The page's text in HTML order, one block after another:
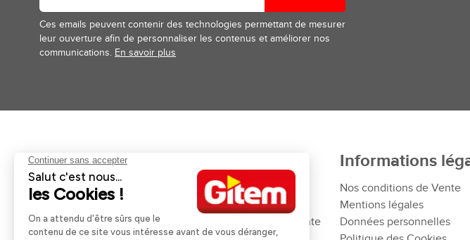
Ces emails peuvent contenir des technologies permettant de mesurer
leur ouverture afin de personnaliser les contenus et améliorer nos
communications. En savoir plus
Aides et informations
Retour et remboursement
Nos guides d'achat
Pose et services
Financement
Service Après Vente
Informations
Nos conditions de Vente
Mentions légales
Données personnelles